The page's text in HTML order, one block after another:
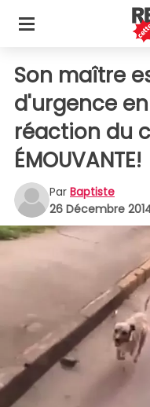
Son maître
d'urgence
réaction du
ÉMOUVANTE!
Par Baptiste
26 Décembre